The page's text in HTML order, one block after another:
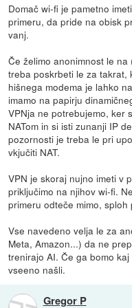
Domač wi-fi je pametno
primeru, da pride na obisk
vanj.
Če želimo anonimnost le
treba poskrbeti le za takrat,
hišnega modema je lahko
imamo na papirju
VPNja ne potrebujemo, ker
NATom in si isti zunanji IP
pozornosti je treba le pri
vkjučiti NAT.
VPN je skoraj nujno imeti v
priključimo na njihov wi-fi.
primeru odteče mimo, sploh
Vse navedeno velja le za
Meta, Amazon...) da ne
trenirajo AI. Če ga bomo
vseeno našli.
Gregor P